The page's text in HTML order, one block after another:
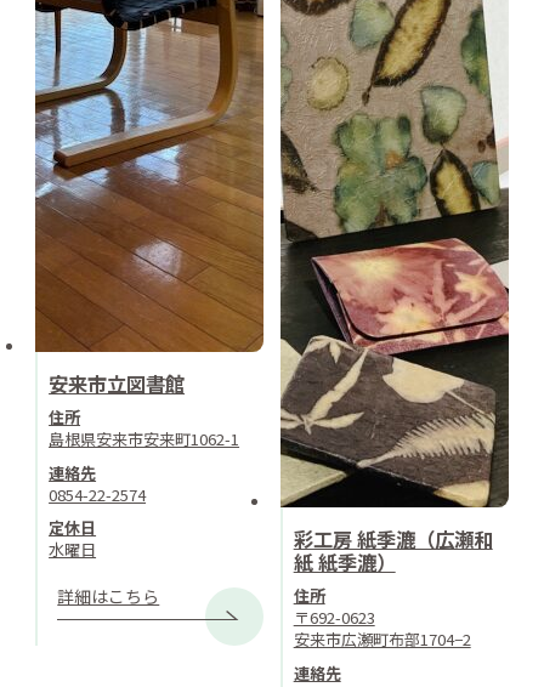
安来市立図書館
住所
島根県安来市安来町1062-1
連絡先
0854-22-2574
定休日
水曜日
詳細はこちら
彩工房 紙季漉（広瀬和
紙 紙季漉）
住所
〒692-0623
安来市広瀬町布部1704−2
連絡先